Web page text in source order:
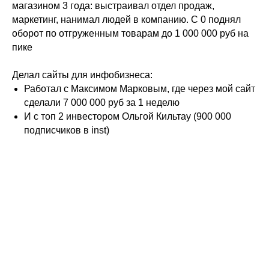
магазином 3 года: выстраивал отдел продаж,
маркетинг, нанимал людей в компанию. С 0 поднял
оборот по отгруженным товарам до 1 000 000 руб на
пике
Делал сайты для инфобизнеса:
Работал с Максимом Марковым, где через мой сайт
сделали 7 000 000 руб за 1 неделю
И с топ 2 инвестором Ольгой Кильтау (900 000
подписчиков в inst)